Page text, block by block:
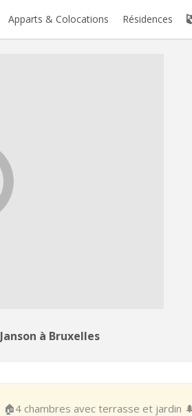
Apparts & Colocations Résidences
à Bruxelles
🏠4 chambres avec terrasse et jardin